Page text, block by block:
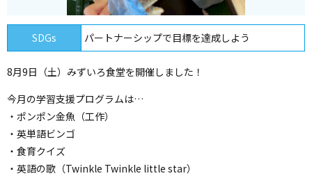
SDGs パートナーシップで目標を達成しよう
8月9日（土）みずいろ食堂を開催しました！
今月の学習支援プログラムは…
・ポンポン金魚（工作）
・英単語ビンゴ
・食育クイズ
・英語の歌（Twinkle Twinkle little star）